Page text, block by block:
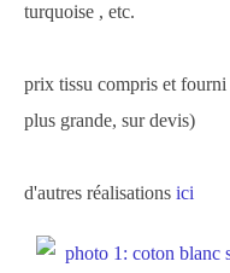
turquoise , etc.
prix tissu compris et
plus grande, sur devis)
d'autres réalisations ici